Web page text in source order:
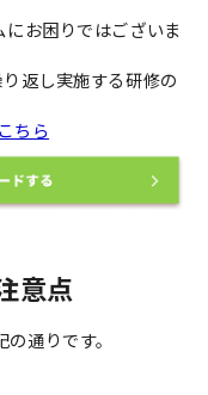
お困りではございま
返し実施する研修の
ちら
意点
通りです。